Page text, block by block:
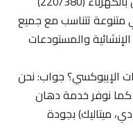
تتناسب مع جميع
والمستودعات
جواب: نحن
نوفر خدمة دهان
ميتاليك) بجودة